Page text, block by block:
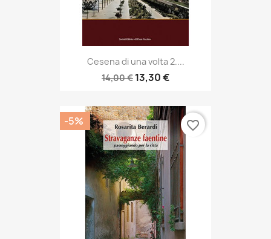
Cesena di una volta 2....
14,00 € 13,30 €
-5% favorite_border